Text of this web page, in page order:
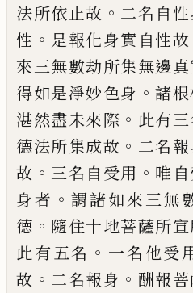
法所依止故 。 二名自性
性 。 是報化身實自性故
來三無數劫所集無邊
得如是淨妙色身 。諸
湛然盡未來際 。 此有三
德法所集成故 。 二名報
故 。 三名 自受用 。 唯
身者 。謂諸如來三無
德 。 隨住十地菩薩所
此有五名 。 一名他受
故 。 二名報身 。 酬報